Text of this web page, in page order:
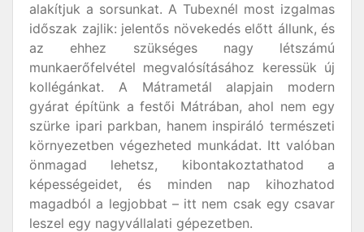
alakítjuk a sorsunkat. A Tubexnél most izgalmas
időszak zajlik: jelentős növekedés előtt állunk, és
az ehhez szükséges nagy létszámú
munkaerőfelvétel megvalósításához keressük új
kollégánkat. A Mátrametál alapjain modern
gyárat építünk a festői Mátrában, ahol nem egy
szürke ipari parkban, hanem inspiráló természeti
környezetben végezheted munkádat. Itt valóban
önmagad lehetsz, kibontakoztathatod a
képességeidet, és minden nap kihozhatod
magadból a legjobbat – itt nem csak egy csavar
leszel egy nagyvállalati gépezetben.